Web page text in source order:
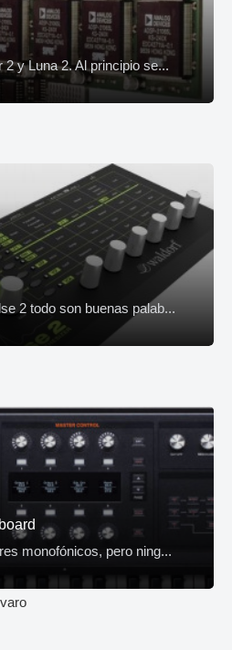
y Luna 2. Al principio se...
2 todo son buenas palab...
monofónicos, pero ning...